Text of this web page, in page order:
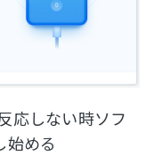
応しない時ソフ
始める